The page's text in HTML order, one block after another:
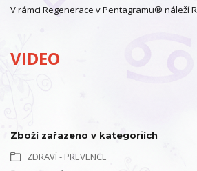
V rámci Regenerace v Pentagramu® náleží
VIDEO
Zboží zařazeno v kategoriích
ZDRAVÍ - PREVENCE